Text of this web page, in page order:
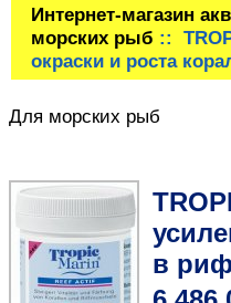
Интернет-магазин
морских рыб ::
окраски и роста
Для морских рыб
в